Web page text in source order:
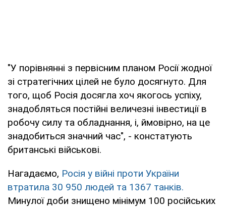
"У порівнянні з первісним планом Росії жодної
зі стратегічних цілей не було досягнуто. Для
того, щоб Росія досягла хоч якогось успіху,
знадобляться постійні величезні інвестиції в
робочу силу та обладнання, і, ймовірно, на це
знадобиться значний час", - констатують
британські військові.
Нагадаємо, Росія у війні проти України
втратила 30 950 людей та 1367 танків.
Минулої доби знищено мінімум 100 російських